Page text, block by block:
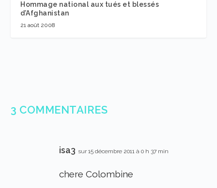
Hommage national aux tués et blessés
d’Afghanistan
21 août 2008
3 COMMENTAIRES
isa3 sur 15 décembre 2011 à 0 h 37 min
chere Colombine